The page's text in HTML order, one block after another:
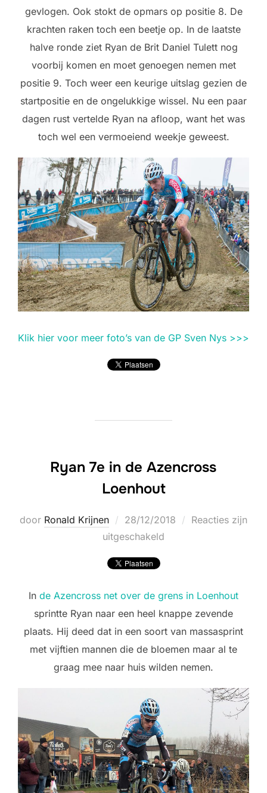
gevlogen. Ook stokt de opmars op positie 8. De
krachten raken toch een beetje op. In de laatste
halve ronde ziet Ryan de Brit Daniel Tulett nog
voorbij komen en moet genoegen nemen met
positie 9. Toch weer een keurige uitslag gezien de
startpositie en de ongelukkige wissel. Nu een paar
dagen rust vertelde Ryan na afloop, want het was
toch wel een vermoeiend weekje geweest.
Klik hier voor meer foto’s van de GP Sven Nys >>>
Ryan 7e in de Azencross
Loenhout
door Ronald Krijnen
Geplaatst
op
28/12/2018
Reacties zijn
uitgeschakeld
In de Azencross net over de grens in Loenhout
sprintte Ryan naar een heel knappe zevende
plaats. Hij deed dat in een soort van massasprint
met vijftien mannen die de bloemen maar al te
graag mee naar huis wilden nemen.